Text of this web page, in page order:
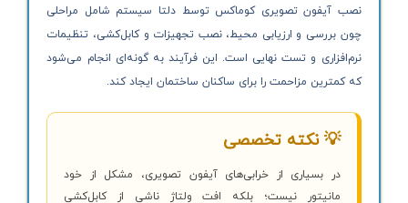
نصب آیفون تصویری کوماکس توسط دلتا سیستم شامل مراحلی
چون بررسی و ارزیابی محیط، نصب تجهیزات و کابل‌کشی، تنظیمات
نرم‌افزاری و تست نهایی است. این فرآیند به گونه‌ای انجام می‌شود
که کمترین مزاحمت را برای ساکنان ساختمان ایجاد کند.
💡 نکته تخصصی
در بسیاری از خرابی‌های آیفون تصویری، مشکل از خود
مانیتور نیست؛ بلکه افت ولتاژ ناشی از کابل‌کشی